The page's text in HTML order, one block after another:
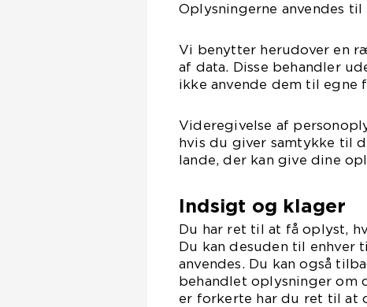
Oplysningerne anvendes
Vi benytter herudover en
af data. Disse behandler
ikke anvende dem til egne
Videregivelse af
hvis du giver samtykke til
lande, der kan give dine
Indsigt og klager
Du har ret til at få oplyst,
Du kan desuden til enhver
anvendes. Du kan også
behandlet oplysninger om
er forkerte har du ret til at